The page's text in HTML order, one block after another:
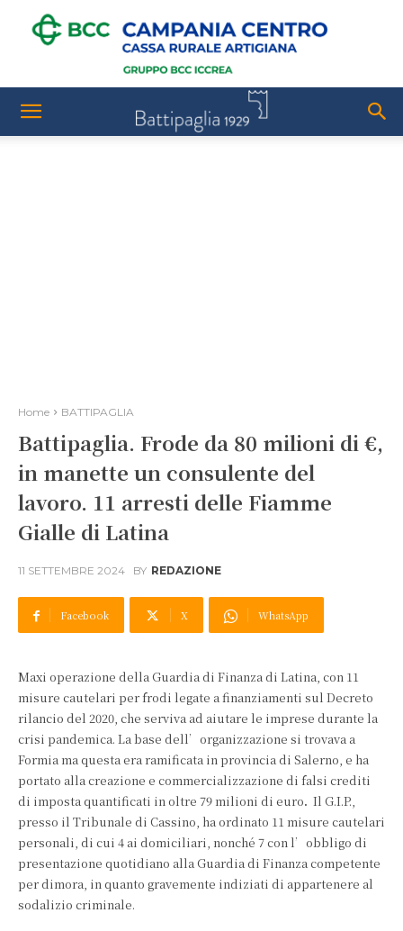
Home BATTIPAGLIA
Battipaglia. Frode da 80 milioni di €,
in manette un consulente del
lavoro. 11 arresti delle Fiamme
Gialle di Latina
11 SETTEMBRE 2024 BY REDAZIONE
Facebook X WhatsApp
Maxi operazione della Guardia di Finanza di Latina, con 11
misure cautelari per frodi legate a finanziamenti sul Decreto
rilancio del 2020, che serviva ad aiutare le imprese durante la
crisi pandemica. La base dell’organizzazione si trovava a
Formia ma questa era ramificata in provincia di Salerno, e ha
portato alla creazione e commercializzazione di falsi crediti
di imposta quantificati in oltre 79 milioni di euro. Il G.I.P.,
presso il Tribunale di Cassino, ha ordinato 11 misure cautelari
personali, di cui 4 ai domiciliari, nonché 7 con l’obbligo di
presentazione quotidiano alla Guardia di Finanza competente
per dimora, in quanto gravemente indiziati di appartenere al
sodalizio criminale.